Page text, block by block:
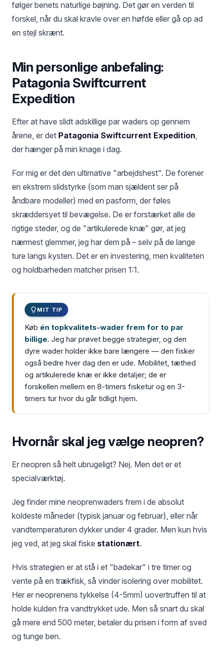
følger benets naturlige bøjning. Det gør en verden til
forskel, når du skal kravle over en høfde eller gå op ad
en stejl skrænt.
Min personlige anbefaling:
Patagonia Swiftcurrent
Expedition
Efter at have slidt adskillige par waders op gennem
årene, er det Patagonia Swiftcurrent Expedition
der hænger på min knage i dag.
For mig er det den ultimative "arbejdshest". De forener
en ekstrem slidstyrke (som man sjældent ser på
åndbare modeller) med en pasform, der føles
skræddersyet til bevægelse. De er forstærket alle de
rigtige steder, og de "artikulerede knæ" gør, at jeg
nærmest glemmer, jeg har dem på – selv på de lange
ture langs kysten. Det er en investering, men kvaliteten
og holdbarheden matcher prisen 1:1.
MIT TIP
Køb én topkvalitets-wader frem for to par
billige. Jeg har prøvet begge strategier, og den
dyre wader holder ikke bare længere — den fisker
også bedre hver dag den er ude. Mobilitet, tæthed
og artikulerede knæ er ikke detaljer; de er
forskellen mellem en 8-timers fisketur og en 3-
timers tur hvor du går tidligt hjem.
Hvornår skal jeg vælge neopren?
Er neopren så helt ubrugeligt? Nej. Men det er et
specialværktøj.
Jeg finder mine neoprenwaders frem i de absolut
koldeste måneder (typisk januar og februar), eller når
vandtemperaturen dykker under 4 grader. Men kun hvis
jeg ved, at jeg skal fiske stationært.
Hvis strategien er at stå i et "badekar" i tre timer og
vente på en trækfisk, så vinder isolering over mobilitet.
Her er neoprenens tykkelse (4-5mm) uovertruffen til at
holde kulden fra vandtrykket ude. Men så snart du skal
gå mere end 500 meter, betaler du prisen i form af sved
og tunge ben.